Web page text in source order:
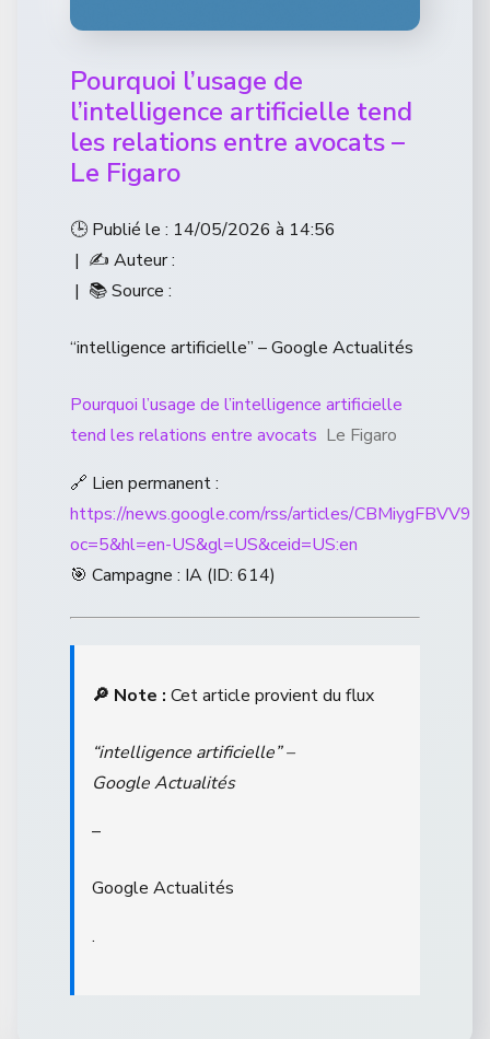
Pourquoi l’usage de
l’intelligence artificielle tend
les relations entre avocats –
Le Figaro
🕒 Publié le : 14/05/2026 à 14:56
| ✍️ Auteur :
| 📚 Source :
“intelligence artificielle” – Google Actualités
Pourquoi l’usage de l’intelligence artificielle
tend les relations entre avocats Le Figaro
🔗 Lien permanent :
https://news.google.com/rss/articles/
oc=5&hl=en-US&gl=US&ceid=US:en
🎯 Campagne : IA (ID: 614)
🔎 Note : Cet article provient du flux
“intelligence artificielle” –
Google Actualités
–
Google Actualités
.